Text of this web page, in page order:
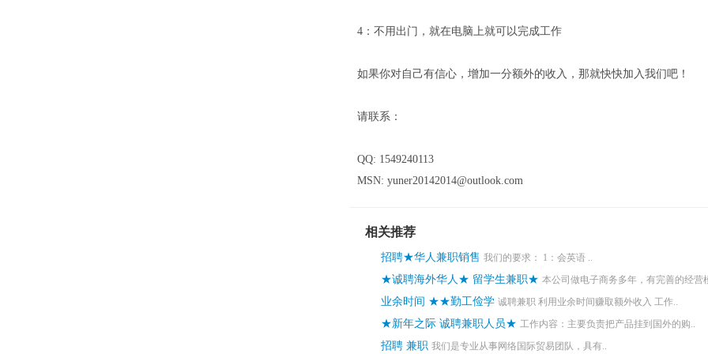
4：不用出门，就在电脑上就可以完成工作
如果你对自己有信心，增加一分额外的收入，那就快快加入我们吧！
请联系：
QQ: 1549240113
MSN: yuner20142014@outlook.com
相关推荐
招聘★华人兼职销售 我们的要求： 1：会英语 ..
★诚聘海外华人★ 留学生兼职★ 本公司做电子商务多年，有完善的经营
业余时间 ★★勤工俭学 诚聘兼职 利用业余时间赚取额外收入 工作..
★新年之际 诚聘兼职人员★ 工作内容：主要负责把产品挂到国外的购..
招聘 兼职 我们是专业从事网络国际贸易团队，具有..